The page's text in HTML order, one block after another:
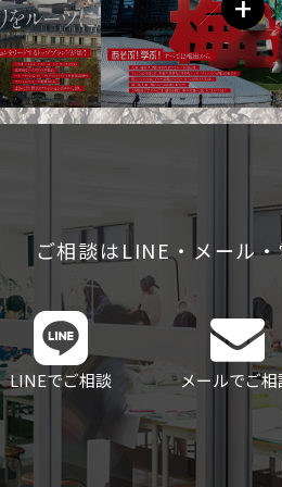
ご相談はLINE・メール・
LINEでご相談 メールでご相